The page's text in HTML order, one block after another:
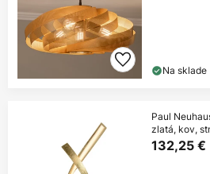
Na sklade
Paul
zlatá, kov,
132,25 €